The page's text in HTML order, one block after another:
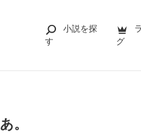
小説を探
す
グ
あ。